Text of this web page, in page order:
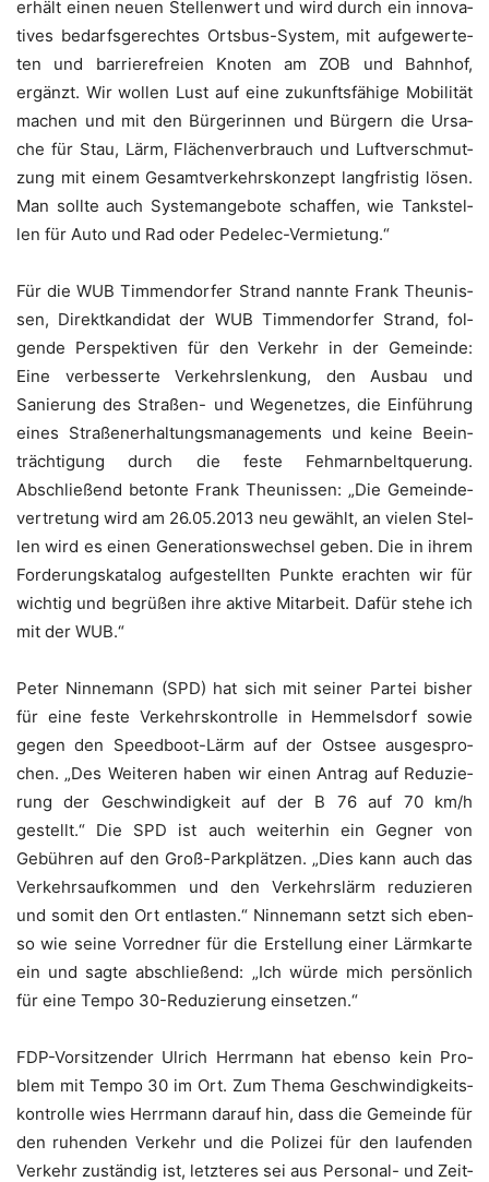
erhält einen neu­en Stel­len­wert und wird durch ein inno­va­
ti­ves bedarfs­ge­rech­tes Orts­bus-Sys­tem, mit auf­ge­wer­te­
ten und bar­rie­re­frei­en Kno­ten am ZOB und Bahn­hof,
ergänzt. Wir wol­len Lust auf eine zukunfts­fä­hi­ge Mobi­li­tät
machen und mit den Bür­ge­rin­nen und Bür­gern die Ursa­
che für Stau, Lärm, Flä­chen­ver­brauch und Luft­ver­schmut­
zung mit einem Gesamt­ver­kehrs­kon­zept lang­fris­tig lösen.
Man soll­te auch Sys­tem­an­ge­bo­te schaf­fen, wie Tank­stel­
len für Auto und Rad oder Pedelec-Vermietung.“
Für die WUB Tim­men­dor­fer Strand nann­te Frank Theunis­
sen, Direkt­kan­di­dat der WUB Tim­men­dor­fer Strand, fol­
gen­de Per­spek­ti­ven für den Ver­kehr in der Gemein­de:
Eine ver­bes­ser­te Ver­kehrs­len­kung, den Aus­bau und
Sanie­rung des Stra­ßen- und Wege­net­zes, die Ein­füh­rung
eines Stra­ßen­er­hal­tungs­ma­nage­ments und kei­ne Beein­
träch­ti­gung durch die fes­te Feh­marn­belt­que­rung.
Abschlie­ßend beton­te Frank Theunis­sen: „Die Gemein­de­
ver­tre­tung wird am 26.05.2013 neu gewählt, an vie­len Stel­
len wird es einen Gene­ra­ti­ons­wech­sel geben. Die in ihrem
For­de­rungs­ka­ta­log auf­ge­stell­ten Punk­te erach­ten wir für
wich­tig und begrü­ßen ihre akti­ve Mit­ar­beit. Dafür ste­he ich
mit der WUB.“
Peter Nin­ne­mann (SPD) hat sich mit sei­ner Par­tei bis­her
für eine fes­te Ver­kehrs­kon­trol­le in Hem­mels­dorf sowie
gegen den Speed­boot-Lärm auf der Ost­see aus­ge­spro­
chen. „Des Wei­te­ren haben wir einen Antrag auf Redu­zie­
rung der Geschwin­dig­keit auf der B 76 auf 70 km/h
gestellt.“ Die SPD ist auch wei­ter­hin ein Geg­ner von
Gebüh­ren auf den Groß-Park­plät­zen. „Dies kann auch das
Ver­kehrs­auf­kom­men und den Ver­kehrs­lärm redu­zie­ren
und somit den Ort ent­las­ten.“ Nin­ne­mann setzt sich eben­
so wie sei­ne Vor­red­ner für die Erstel­lung einer Lärm­kar­te
ein und sag­te abschlie­ßend: „Ich wür­de mich per­sön­lich
für eine Tem­po 30-Redu­zie­rung einsetzen.“
FDP-Vor­sit­zen­der Ulrich Herr­mann hat eben­so kein Pro­
blem mit Tem­po 30 im Ort. Zum The­ma Geschwin­dig­keits­
kon­trol­le wies Herr­mann dar­auf hin, dass die Gemein­de für
den ruhen­den Ver­kehr und die Poli­zei für den lau­fen­den
Ver­kehr zustän­dig ist, letz­te­res sei aus Per­so­nal- und Zeit­